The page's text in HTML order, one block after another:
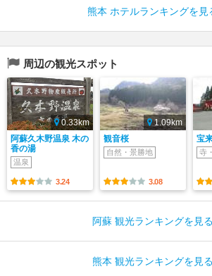
熊本 ホテルランキングを見
周辺の観光スポット
0.33km
阿蘇久木野温泉 木の
香の湯
温泉
3.24
1.09km
観音桜
自然・景勝地
3.08
宝
寺
阿蘇 観光ランキングを見る
熊本 観光ランキングを見る